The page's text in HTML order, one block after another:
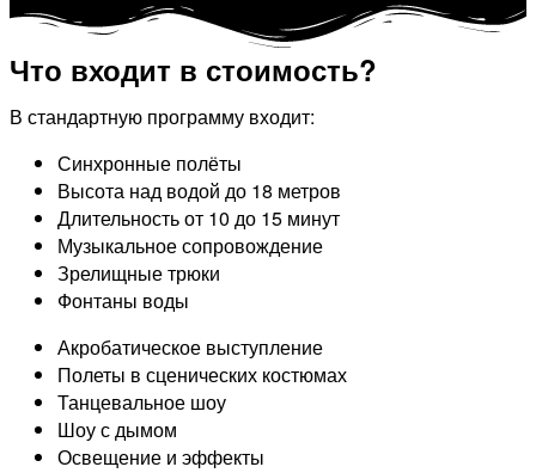
Что входит в стоимость?
В стандартную программу входит:
Синхронные полёты
Высота над водой до 18 метров
Длительность от 10 до 15 минут
Музыкальное сопровождение
Зрелищные трюки
Фонтаны воды​
Акробатическое выступление
Полеты в сценических костюмах
Танцевальное шоу
Шоу с дымом
Освещение и эффекты